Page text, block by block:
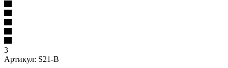
3
Артикул: S21-B